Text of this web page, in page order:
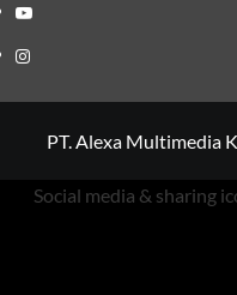
Youtube
Instagram
PT. Alexa Multimedia
Social media & sharing